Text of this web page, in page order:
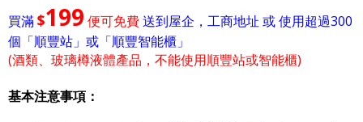
買滿$199 便可免費送到屋企，工商地址 或 使用超過300
個「順豐站」或「順豐智能櫃」
(酒類、玻璃樽液體產品，不能使用順豐站或智能櫃)
基本注意事項：